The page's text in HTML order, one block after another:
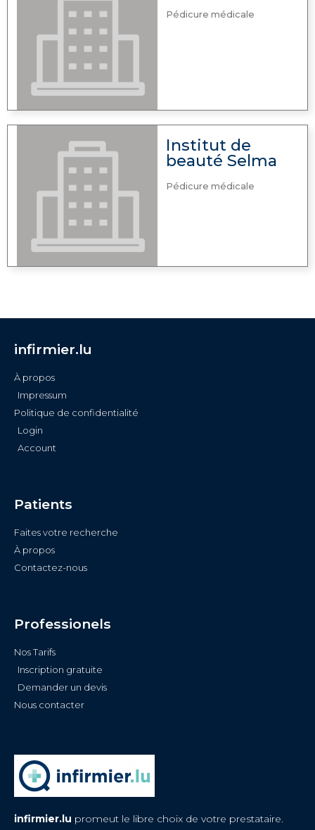
Pédicure médicale
Institut de
beauté Selma
Pédicure médicale
infirmier.lu
À propos
Impressum
Politique de confidentialité
Login
Account
Patients
Faites votre recherche
À propos
Contactez-nous
Professionels
Nos Tarifs
Inscription gratuite
Demander un devis
Nous contacter
infirmier.lu promeut le libre choix de votre prestataire.